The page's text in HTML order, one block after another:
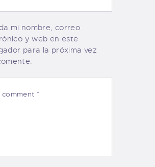
mi nombre, correo
y web en este
para la próxima vez